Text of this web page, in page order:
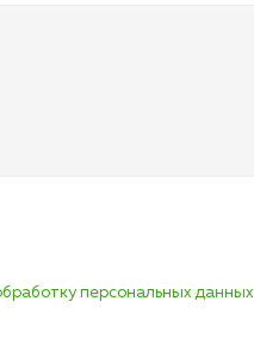
персональных данных